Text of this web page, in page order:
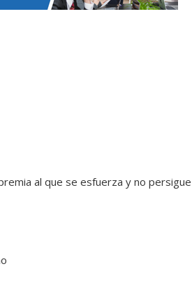
al que se esfuerza y ​​no persigue